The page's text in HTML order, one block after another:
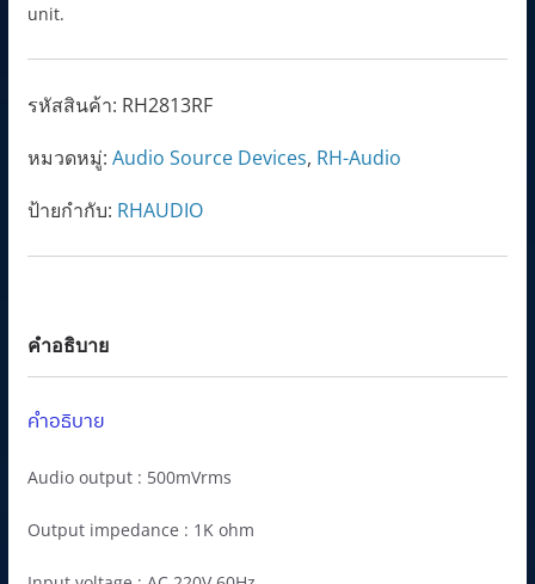
unit.
รหัสสินค้า: RH2813RF
หมวดหมู่: Audio Source Devices, RH-Audio
ป้ายกำกับ: RHAUDIO
คำอธิบาย
คำอธิบาย
Audio output : 500mVrms
Output impedance : 1K ohm